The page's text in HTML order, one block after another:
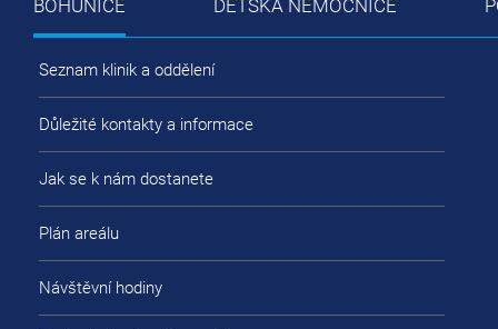
BOHUNICE DĚTSKÁ NEMOCNICE
Seznam klinik a oddělení
Důležité kontakty a informace
Jak se k nám dostanete
Plán areálu
Návštěvní hodiny